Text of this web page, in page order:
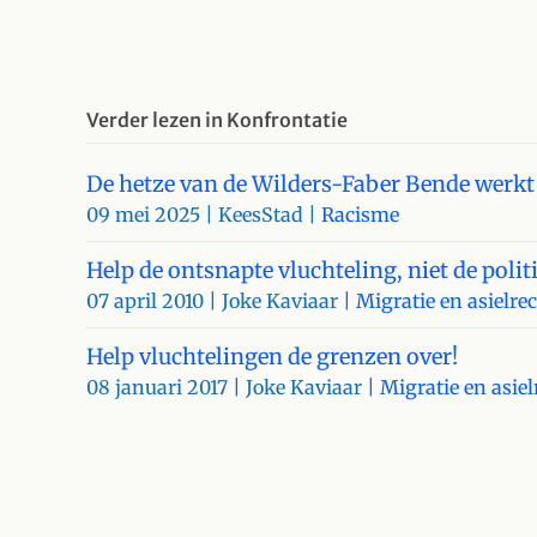
Verder lezen in Konfrontatie
De hetze van de Wilders-Faber Bende werkt
09 mei 2025 | KeesStad | Racisme
Help de ontsnapte vluchteling, niet de
07 april 2010 | Joke Kaviaar | Migratie en
Help vluchtelingen de grenzen over!
08 januari 2017 | Joke Kaviaar | Migratie en